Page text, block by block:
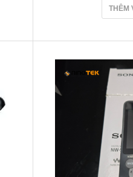
THÊM